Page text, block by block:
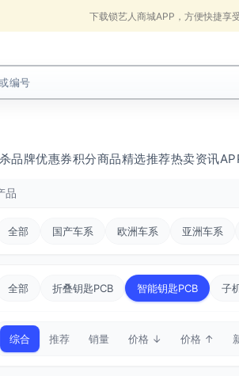
下载锁艺人商城APP，方便快捷享
品牌优惠券积分商品精选推荐热卖资讯
品
全部 国产车系 欧洲车系 亚洲车系
全部 折叠钥匙PCB 智能钥匙PCB 子
综合 推荐 销量 价格 ↓ 价格 ↑